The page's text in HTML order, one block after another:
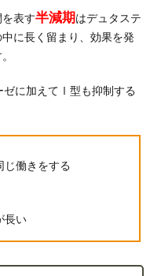
を表す半減期はデュタステ
に長く留まり、効果を発
に加えてⅠ型も抑制する
じ働きをする
長い